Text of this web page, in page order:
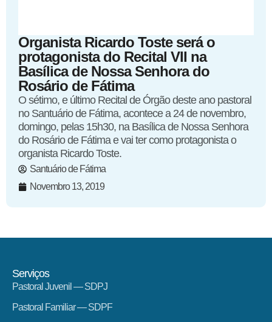
Organista Ricardo Toste será o
protagonista do Recital VII na
Basílica de Nossa Senhora do
Rosário de Fátima
O sétimo, e último Recital de Órgão deste ano pastoral
no Santuário de Fátima, acontece a 24 de novembro,
domingo, pelas 15h30, na Basílica de Nossa Senhora
do Rosário de Fátima e vai ter como protagonista o
organista Ricardo Toste.
Santuário de Fátima
Novembro 13, 2019
Serviços
Pastoral Juvenil — SDPJ
Pastoral Familiar — SDPF